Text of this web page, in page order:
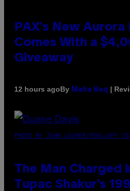
PAX’s New
Comes With a
Giveaway
12 hours agoBy Maha Haq |
PHOTO BY JOHN LOCHER/POOL/AFP
The Man Charged
Tupac Shakur’s